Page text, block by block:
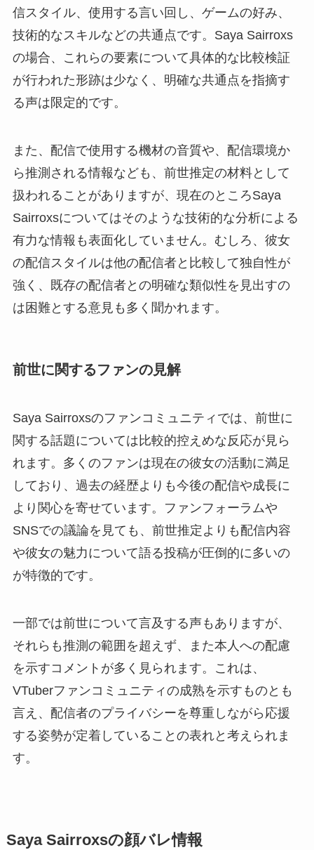
信スタイル、使用する言い回し、ゲームの好み、
技術的なスキルなどの共通点です。Saya Sairroxs
の場合、これらの要素について具体的な比較検証
が行われた形跡は少なく、明確な共通点を指摘す
る声は限定的です。
また、配信で使用する機材の音質や、配信環境か
ら推測される情報なども、前世推定の材料として
扱われることがありますが、現在のところSaya
Sairroxsについてはそのような技術的な分析による
有力な情報も表面化していません。むしろ、彼女
の配信スタイルは他の配信者と比較して独自性が
強く、既存の配信者との明確な類似性を見出すの
は困難とする意見も多く聞かれます。
前世に関するファンの見解
Saya Sairroxsのファンコミュニティでは、前世に
関する話題については比較的控えめな反応が見ら
れます。多くのファンは現在の彼女の活動に満足
しており、過去の経歴よりも今後の配信や成長に
より関心を寄せています。ファンフォーラムや
SNSでの議論を見ても、前世推定よりも配信内容
や彼女の魅力について語る投稿が圧倒的に多いの
が特徴的です。
一部では前世について言及する声もありますが、
それらも推測の範囲を超えず、また本人への配慮
を示すコメントが多く見られます。これは、
VTuberファンコミュニティの成熟を示すものとも
言え、配信者のプライバシーを尊重しながら応援
する姿勢が定着していることの表れと考えられま
す。
Saya Sairroxsの顔バレ情報